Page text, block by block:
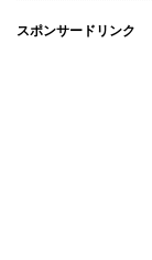
スポンサードリンク